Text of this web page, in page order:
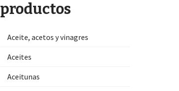
productos
Aceite, acetos y vinagres
Aceites
Aceitunas